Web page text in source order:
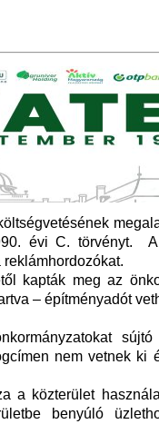
évi C. törvényt.
kapták meg az
– építményadót
nem vetnek
a közterület
benyúló